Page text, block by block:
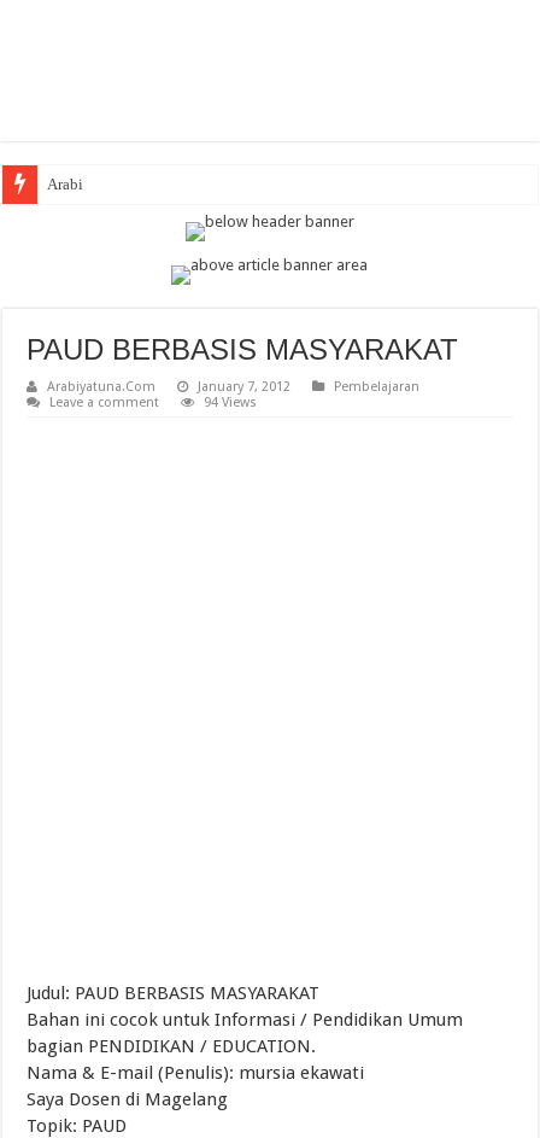
Arabic Thematic
PAUD BERBASIS MASYARAKAT
Arabiyatuna.Com January 7, 2012
Pembelajaran
Leave a comment
94 Views
Judul: PAUD BERBASIS MASYARAKAT
Bahan ini cocok untuk Informasi / Pendidikan Umum
bagian PENDIDIKAN / EDUCATION.
Nama & E-mail (Penulis): mursia ekawati
Saya Dosen di Magelang
Topik: PAUD